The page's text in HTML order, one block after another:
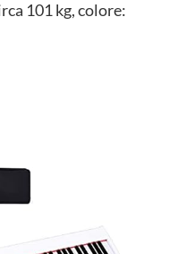
101 kg, colore: